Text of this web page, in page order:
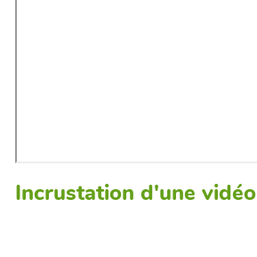
Incrustation d'une vidéo